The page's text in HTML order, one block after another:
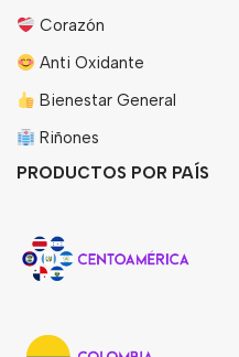
Corazón
Anti Oxidante
Bienestar General
Riñones
PRODUCTOS POR PAÍS